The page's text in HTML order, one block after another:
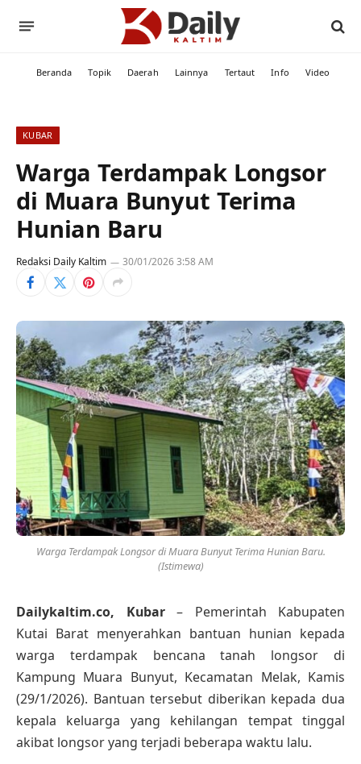
Beranda Topik Daerah Lainnya Tertaut Info Video
KUBAR
Warga Terdampak Longsor
di Muara Bunyut Terima
Hunian Baru
Redaksi Daily Kaltim 30/01/2026 3:58 AM
Warga Terdampak Longsor di Muara Bunyut Terima Hunian Baru.
(Istimewa)
Dailykaltim.co, Kubar – Pemerintah Kabupaten
Kutai Barat menyerahkan bantuan hunian kepada
warga terdampak bencana tanah longsor di
Kampung Muara Bunyut, Kecamatan Melak, Kamis
(29/1/2026). Bantuan tersebut diberikan kepada dua
kepala keluarga yang kehilangan tempat tinggal
akibat longsor yang terjadi beberapa waktu lalu.